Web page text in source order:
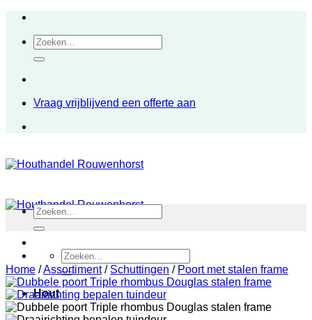
inhoudZoeken
naar:
Vraag vrijblijvend een offerte aan
Zoeken
naar:
Hout
Zoeken
naar:
Home /Assortiment / Schuttingen / Poort met stalen frame